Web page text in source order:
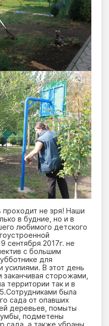
не зря! Наши
в будние, но и в
любимого детского
сентября 2017г. не
с большим
для
В этот день
сторожами,
территории так и в
была
сада от опавших
деревьев, помыты
подметены
сада, а также убраны